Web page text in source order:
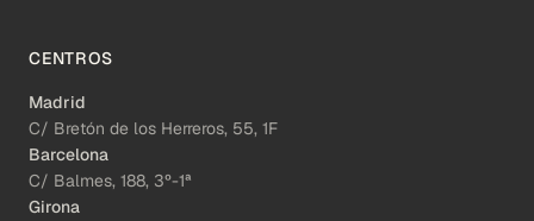
CENTROS
Madrid
C/ Bretón de los Herreros, 55, 1F
Barcelona
C/ Balmes, 188, 3º-1ª
Girona